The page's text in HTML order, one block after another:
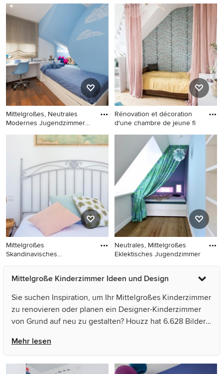
Mittelgroßes Stilmix
Kinderzimmer mit
Arbeitsecke, weißer
Wandfarbe, Keramikboden
und grauem Boden in
Hannover
Mittelgroßes Landhaus
Kinderzimmer mit
Schlafplatz, bunten Wänden
und Tapetenwänden in
Nantes
Mittelgroßes, Neutrales
Modernes Jugendzimmer
Mittelgroßes, Neutrales
Modernes Jugendzimmer mit
Schlafplatz und braunem
Holzboden in Sonstige
Rénovation et décoration
d'une chambre de jeune fi
Mittelgroßes Modernes
Kinderzimmer mit
Schlafplatz, weißer
Wandfarbe, hellem
Holzboden und beigem
Boden in Paris
Mittelgroßes
Skandinavisches
Mittelgroßes
Skandinavisches
Schlafplatz, weißer
Wandfarbe, hellem
Holzboden und weißem
Neutrales, Mittelgroßes
Eklektisches Jugendzimmer
Neutrales, Mittelgroßes
Eklektisches Jugendzimmer
Wandfarbe, dunklem
Holzboden und braunem
Boden in München
Mittelgroße Kinderzimmer Ideen und Design
Sie suchen Inspiration, um Ihr Mittelgroßes Kinderzimmer
zu renovieren oder planen ein Designer-Kinderzimmer
von Grund auf neu zu gestalten? Houzz hat 6.628 Bilder
dieses Landes, unter anderem von Stylingbolaget und
Paolo Fusco Photo. Sehen Sie sich Fotos in vielen
verschiedenen Farben und Stilen an – wenn Sie ein
Mehr lesen